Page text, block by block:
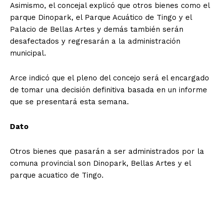
Asimismo, el concejal explicó que otros bienes como el
parque Dinopark, el Parque Acuático de Tingo y el
Palacio de Bellas Artes y demás también serán
desafectados y regresarán a la administración
municipal.
Arce indicó que el pleno del concejo será el encargado
de tomar una decisión definitiva basada en un informe
que se presentará esta semana.
Dato
Otros bienes que pasarán a ser administrados por la
comuna provincial son Dinopark, Bellas Artes y el
parque acuatico de Tingo.